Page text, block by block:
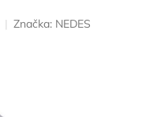
Značka: NEDES